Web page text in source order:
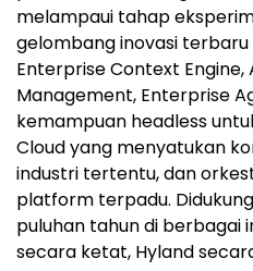
melampaui tahap
gelombang inovasi terbaru
Enterprise Context
Management, Enterprise
kemampuan headless
Cloud yang menyatukan
industri tertentu, dan
platform terpadu.
puluhan tahun di berbagai
secara ketat, Hyland